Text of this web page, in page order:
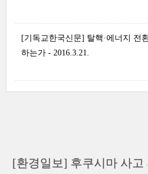
[기독교한국신문] 탈핵·에너지 전
하는가 - 2016.3.21.
[환경일보] 후쿠시마 사고